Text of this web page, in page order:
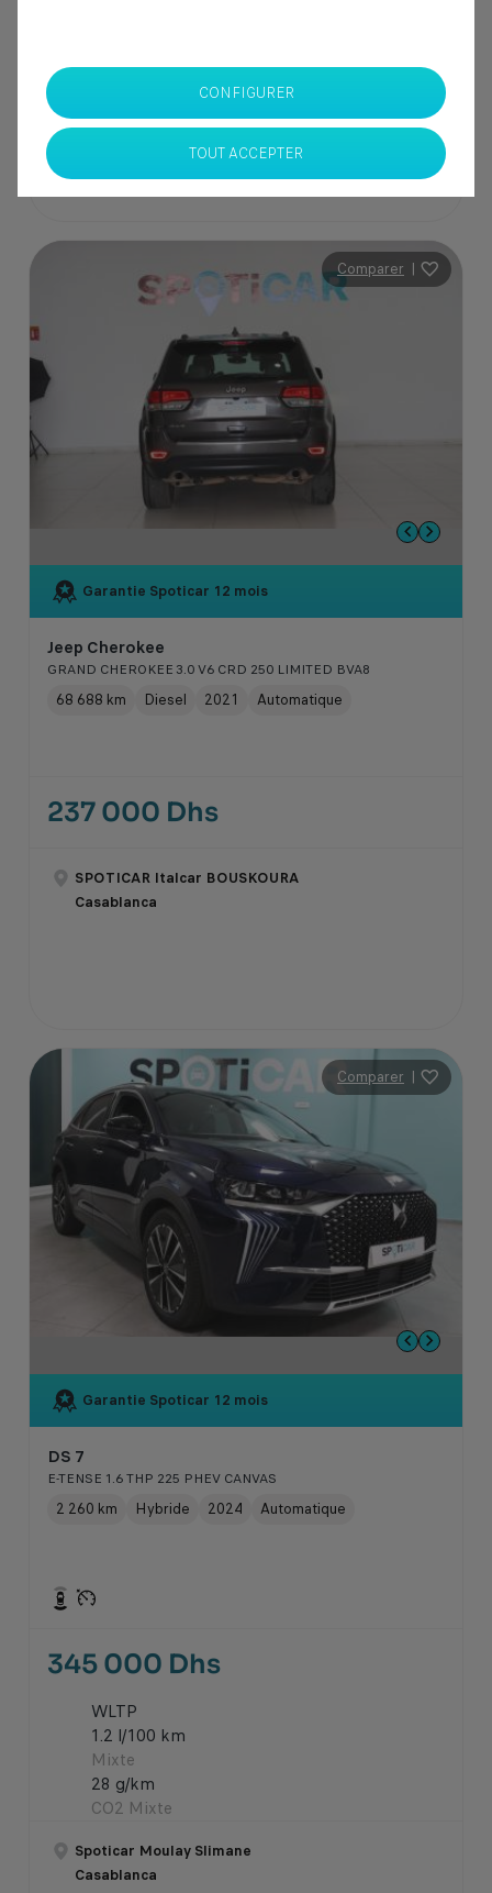
SPOTICAR Italcar BOUSKOURA
Comparer |
Garantie Spoticar 12 mois
Jeep Cherokee
GRAND CHEROKEE 3.0 V6 CRD 250 LIMITED BVA8
68 688 km Diesel 2021 Automatique
237 000 Dhs
SPOTICAR Italcar BOUSKOURA
Casablanca
Comparer |
Garantie Spoticar 12 mois
DS 7
E-TENSE 1.6 THP 225 PHEV CANVAS
2 260 km Hybride 2024 Automatique
345 000 Dhs
WLTP
1.2 l/100 km
Mixte
28 g/km
CO2 Mixte
Spoticar Moulay Slimane
Casablanca
CONFIGURER
TOUT ACCEPTER